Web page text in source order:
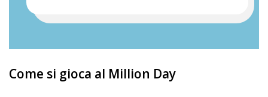
Come si gioca al Million Day